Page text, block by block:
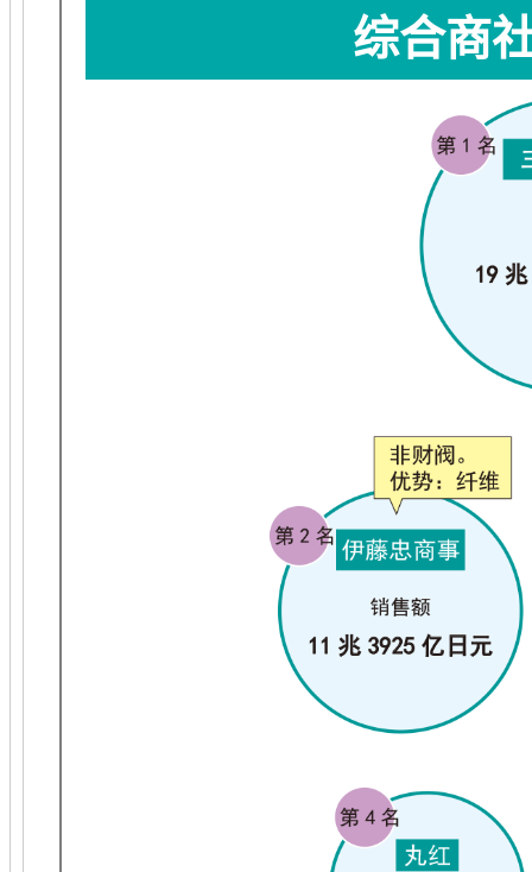
综合商